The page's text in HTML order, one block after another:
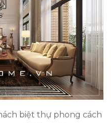
biệt thự phong cách